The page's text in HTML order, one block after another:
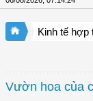
Kinh tế hợp
Vườn hoa của